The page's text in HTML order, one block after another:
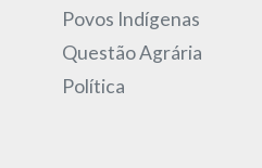
Povos Indígenas
Questão Agrária
Política